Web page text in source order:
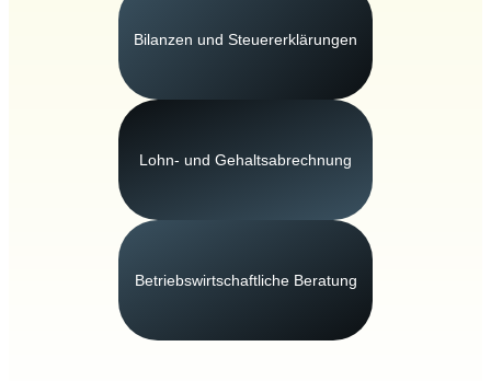
Bilanzen und Steuererklärungen
Lohn- und Gehaltsabrechnung
Betriebswirtschaftliche Beratung